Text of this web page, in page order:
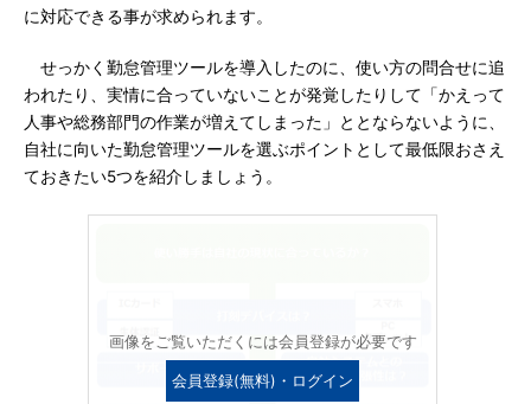
に対応できる事が求められます。
せっかく勤怠管理ツールを導入したのに、使い方の問合せに追
われたり、実情に合っていないことが発覚したりして「かえって
人事や総務部門の作業が増えてしまった」ととならないように、
自社に向いた勤怠管理ツールを選ぶポイントとして最低限おさえ
ておきたい5つを紹介しましょう。
画像をご覧いただくには会員登録が必要です
会員登録(無料)・ログイン